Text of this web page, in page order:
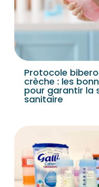
Protocole
crèche : les
pour garantir la
sanitaire